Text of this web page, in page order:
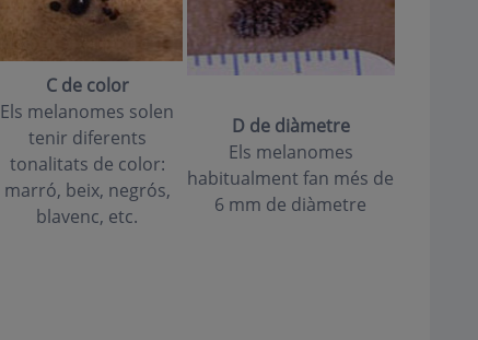
C de color
Els melanomes solen
tenir diferents
tonalitats de color:
marró, beix, negrós,
blavenc, etc.
D de diàmetre
Els melanomes
habitualment fan més de
6 mm de diàmetre